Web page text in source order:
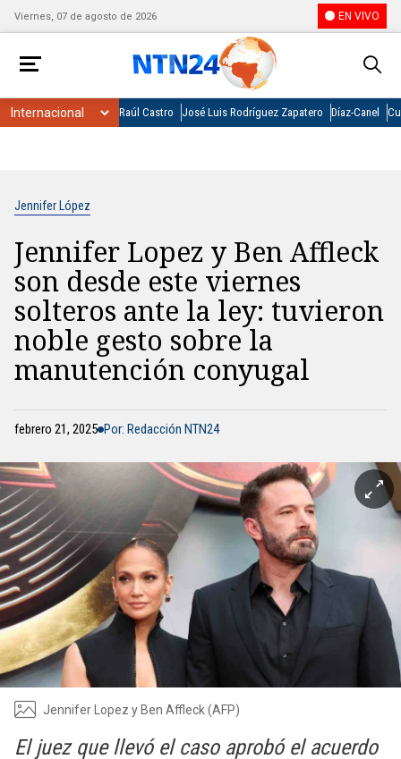
Viernes, 07 de agosto de 2026 EN VIVO
Raúl Castro José Luis Rodríguez Zapatero Díaz-Canel
Jennifer López
Jennifer Lopez y Ben Affleck
son desde este viernes
solteros ante la ley: tuvieron
noble gesto sobre la
manutención conyugal
febrero 21, 2025 Por: Redacción NTN24
Jennifer Lopez y Ben Affleck (AFP)
El juez que llevó el caso aprobó el acuerdo